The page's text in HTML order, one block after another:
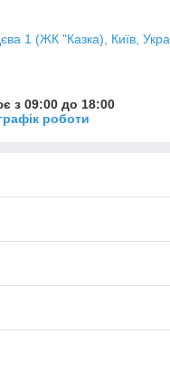
1 (ЖК "Казка), Київ,
з 09:00 до 18:00
роботи